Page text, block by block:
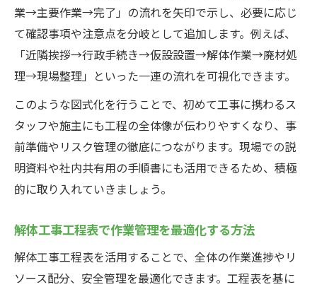
業→主要作業→完了」の流れを矢印で示し、必要に応じ
て確認事項や注意点を分岐として追加します。例えば、
「近隣挨拶→行政手続き→仮設設置→解体作業→廃材処
理→現場整理」といった一連の流れを可視化できます。
このような図式化を行うことで、初めて工事に携わるス
タッフや施主にも工程の全体像が伝わりやすくなり、事
前準備やリスク管理の徹底につながります。現場での説
明資料や社内共有用の手順書にも活用できるため、積極
的に取り入れていきましょう。
解体工事工程表で作業管理を最適化する方法
解体工事工程表を活用することで、全体の作業進捗やリ
ソース配分、安全管理を最適化できます。工程表を基に